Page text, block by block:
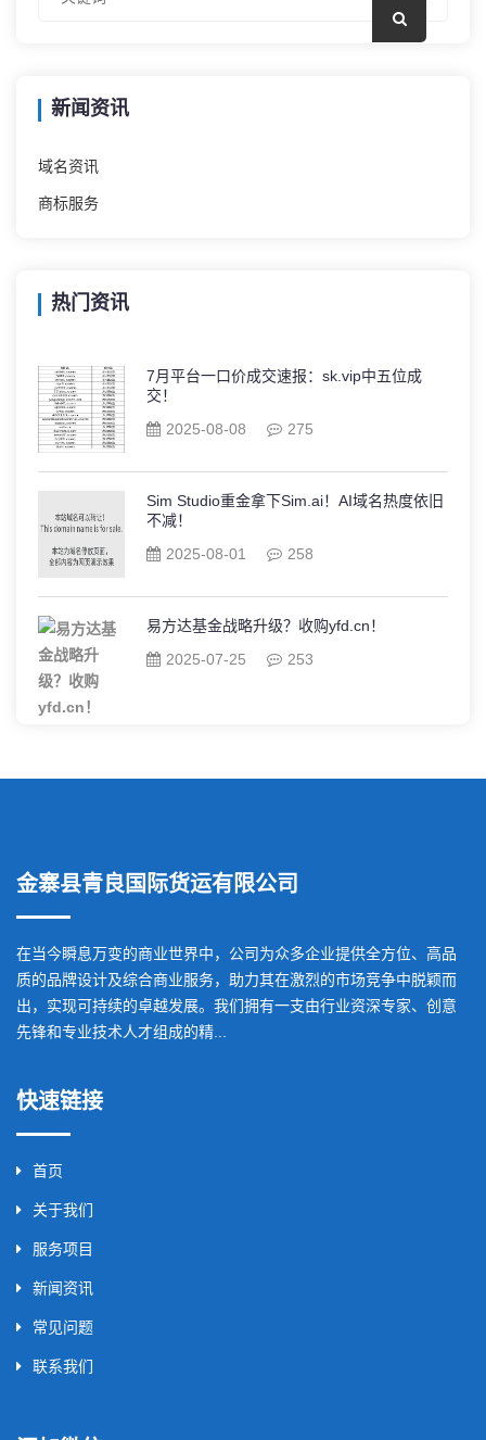
新闻资讯
域名资讯
商标服务
热门资讯
7月平台一口价成交速报：sk.vip中五位成
交！
2025-08-08
275
Sim Studio重金拿下Sim.ai！AI域名热度依旧
不减！
2025-08-01
258
易方达基金战略升级？收购yfd.cn！
2025-07-25
253
金寨县青良国际货运有限公司
在当今瞬息万变的商业世界中，公司为众多企业提供全方位、高品
质的品牌设计及综合商业服务，助力其在激烈的市场竞争中脱颖而
出，实现可持续的卓越发展。我们拥有一支由行业资深专家、创意
先锋和专业技术人才组成的精...
快速链接
首页
关于我们
服务项目
新闻资讯
常见问题
联系我们